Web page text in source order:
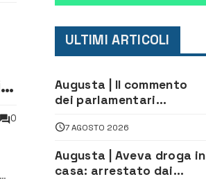
0
ULTIMI ARTICOLI
Augusta | Il commento
dei parlamentari
firma del contatto per il
depuratore
7 AGOSTO 2026
Augusta | Aveva droga in
casa: arrestato dai